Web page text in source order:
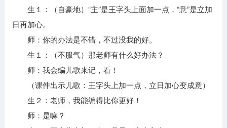
生１：（自豪地）“主”是王字头上面加一点，“意”是立加
日再加心。
师：你的办法是不错，不过没我的好。
生１：（不服气）那老师有什么好办法？
师：我会编儿歌来记，看！
（课件出示儿歌：王字头上加一点，立日加心变成意）
生２：老师，我能编得比你更好！
师：是嘛？